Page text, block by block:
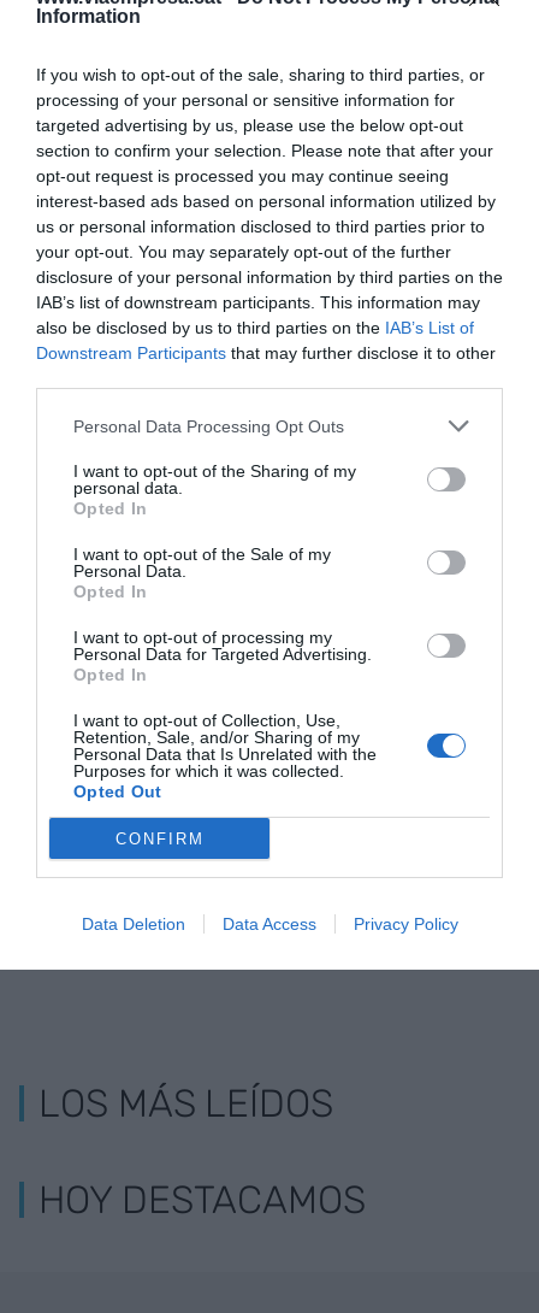
Information
If you wish to opt-out of the sale, sharing to third parties, or
processing of your personal or sensitive information for
targeted advertising by us, please use the below opt-out
section to confirm your selection. Please note that after your
opt-out request is processed you may continue seeing
interest-based ads based on personal information utilized by
us or personal information disclosed to third parties prior to
your opt-out. You may separately opt-out of the further
disclosure of your personal information by third parties on the
IAB’s list of downstream participants. This information may
also be disclosed by us to third parties on the IAB’s List of
Downstream Participants that may further disclose it to other
Personal Data Processing Opt Outs
I want to opt-out of the Sharing of my
personal data.
Opted In
I want to opt-out of the Sale of my
Personal Data.
Opted In
I want to opt-out of processing my
Personal Data for Targeted Advertising.
Opted In
I want to opt-out of Collection, Use,
Retention, Sale, and/or Sharing of my
Personal Data that Is Unrelated with the
Purposes for which it was collected.
Opted Out
CONFIRM
Data Deletion Data Access Privacy Policy
AñadirVIA Empresacomo fuente preferida
de Google de forma gratuita
Mantente informado con las últimas noticias de
actualidad
ACTIVAR AHORA
RELACIONADAS
Laura Soucek y
Marie-Eve
Beaulieu:
"Buscamos un
fármaco que podrá
tratar todos los
tipos de cáncer"
Emprendedores contra el cáncer
LOS MÁS LEÍDOS
HOY DESTACAMOS